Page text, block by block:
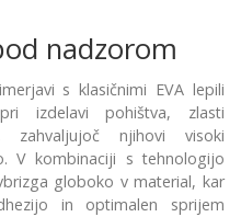
nadzorom
s klasičnimi EVA lepili
izdelavi pohištva, zlasti
zahvaljujoč njihovi visoki
V kombinaciji s tehnologijo
globoko v material, kar
in optimalen sprijem